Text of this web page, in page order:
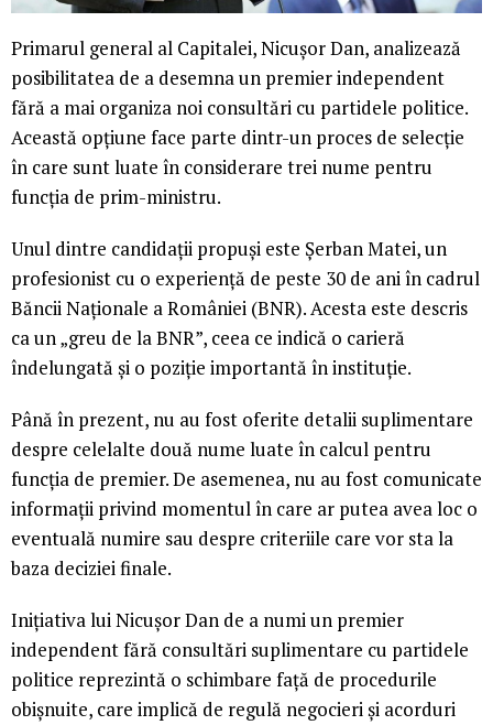
Primarul general al Capitalei, Nicușor Dan, analizează
posibilitatea de a desemna un premier independent
fără a mai organiza noi consultări cu partidele politice.
Această opțiune face parte dintr-un proces de selecție
în care sunt luate în considerare trei nume pentru
funcția de prim-ministru.
Unul dintre candidații propuși este Șerban Matei, un
profesionist cu o experiență de peste 30 de ani în cadrul
Băncii Naționale a României (BNR). Acesta este descris
ca un „greu de la BNR”, ceea ce indică o carieră
îndelungată și o poziție importantă în instituție.
Până în prezent, nu au fost oferite detalii suplimentare
despre celelalte două nume luate în calcul pentru
funcția de premier. De asemenea, nu au fost comunicate
informații privind momentul în care ar putea avea loc o
eventuală numire sau despre criteriile care vor sta la
baza deciziei finale.
Inițiativa lui Nicușor Dan de a numi un premier
independent fără consultări suplimentare cu partidele
politice reprezintă o schimbare față de procedurile
obișnuite, care implică de regulă negocieri și acorduri